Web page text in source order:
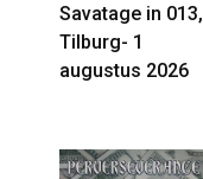
Savatage in 013,
Tilburg- 1
augustus 2026